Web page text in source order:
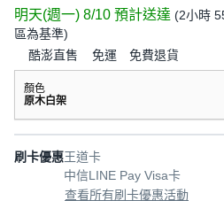
明天(週一) 8/10 預計送達 (2小時
區為基準)
酷澎直售 免運 免費退貨
顏色
原木白架
刷卡優惠王道卡
中信LINE Pay Visa卡
查看所有刷卡優惠活動